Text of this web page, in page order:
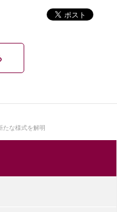
たな様式を解明